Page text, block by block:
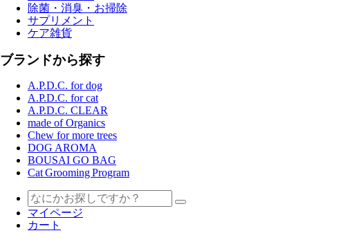
除菌・消臭・お掃除
サプリメント
ケア雑貨
ブランドから探す
A.P.D.C. for dog
A.P.D.C. for cat
A.P.D.C. CLEAR
made of Organics
Chew for more trees
DOG AROMA
BOUSAI GO BAG
Cat Grooming Program
マイページ
カート